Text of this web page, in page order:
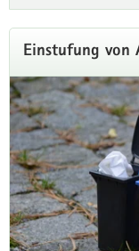
Einstufung von